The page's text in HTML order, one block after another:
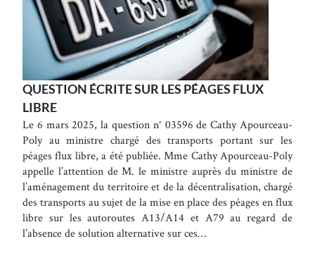
QUESTION ÉCRITE SUR LES PÉAGES FLUX
LIBRE
Le 6 mars 2025, la question n° 03596 de Cathy Apourceau-
Poly au ministre chargé des transports portant sur les
péages flux libre, a été publiée. Mme Cathy Apourceau-Poly
appelle l’attention de M. le ministre auprès du ministre de
l’aménagement du territoire et de la décentralisation, chargé
des transports au sujet de la mise en place des péages en flux
libre sur les autoroutes A13/A14 et A79 au regard de
l’absence de solution alternative sur ces…